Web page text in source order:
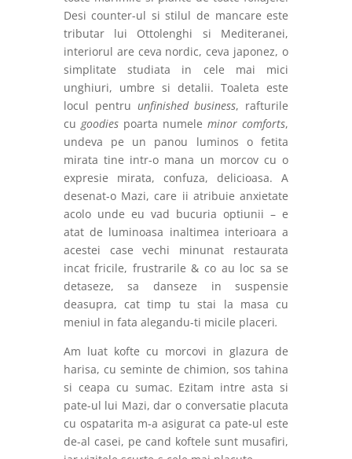
Desi counter-ul si stilul de mancare este
tributar lui Ottolenghi si Mediteranei,
interiorul are ceva nordic, ceva japonez, o
simplitate studiata in cele mai mici
unghiuri, umbre si detalii. Toaleta este
locul pentru unfinished business, rafturile
cu goodiespoarta numeleminor comforts,
undeva pe un panou luminos o fetita
mirata tine intr-o mana un morcov cu o
expresie mirata, confuza, delicioasa. A
desenat-o Mazi, care ii atribuie anxietate
acolo unde eu vad bucuria optiunii – e
atat de luminoasa inaltimea interioara a
acestei case vechi minunat restaurata
incat fricile, frustrarile & co au loc sa se
detaseze, sa danseze in suspensie
deasupra, cat timp tu stai la masa cu
meniul in fata alegandu-ti micile placeri.
Am luat kofte cu morcovi in glazura de
harisa, cu seminte de chimion, sos tahina
si ceapa cu sumac. Ezitam intre asta si
pate-ul lui Mazi, dar o conversatie placuta
cu ospatarita m-a asigurat ca pate-ul este
de-al casei, pe cand koftele sunt musafiri,